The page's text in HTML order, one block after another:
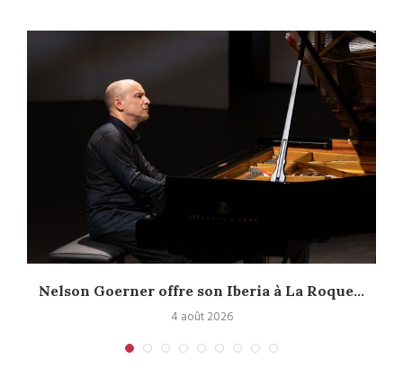
Nelson Goerner offre son Iberia à La Roque...
4 août 2026